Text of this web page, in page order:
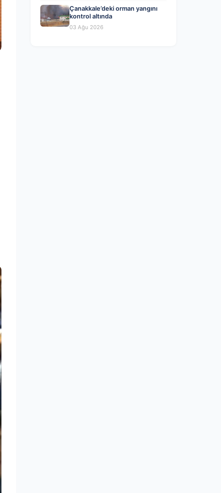
Çanakkale’deki orman yangını
kontrol altında
03 Ağu 2026